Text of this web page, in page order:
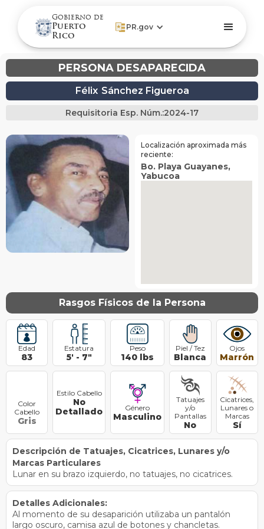
Gobierno de
Puerto
Rico
PR.gov
PERSONA DESAPARECIDA
Félix Sánchez Figueroa
Requisitoria Esp. Núm.:2024-17
Localización aproximada más
reciente:
Bo. Playa Guayanes,
Yabucoa
Rasgos Físicos de la Persona
Edad
83
Estatura
5' - 7"
Peso
140 lbs
Piel / Tez
Blanca
Ojos
Marrón
Color
Cabello
Gris
Estilo Cabello
No
Detallado
Género
Masculino
Tatuajes
y/o
Pantallas
No
Cicatrices,
Lunares o
Marcas
Sí
Descripción de Tatuajes, Cicatrices, Lunares y/o
Marcas Particulares
Lunar en su brazo izquierdo, no tatuajes, no cicatrices.
Detalles Adicionales:
Al momento de su desaparición utilizaba un pantalón
largo oscuro, camisa azul de botones y chancletas.